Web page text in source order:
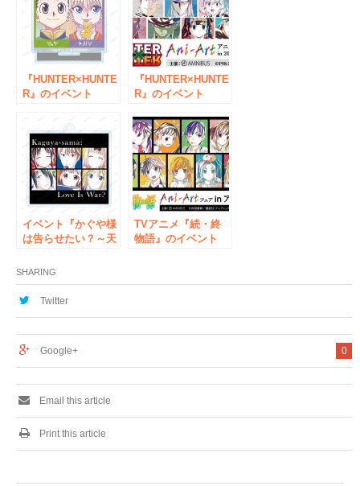
定！
『HUNTER×HUNTE
R』のイベント
TER』Ani-Art アニ
メイトフェア in
2022 Spring」の開
催が決定！
『HUNTER×HUNTE
R』のイベント
TER』Ani-Art アニ
メイトフェア in
2021 Autumn」の開
催が決定！
イベント『かぐや様
は告らせたい？～天
～』Ani-Art 先行販
売キャンペーン in
アニメイトの開催が
TVアニメ『続・終
物語』のイベント
ニメイト」の開催が
SHARING
Twitter
0
Google+
Email this article
Print this article